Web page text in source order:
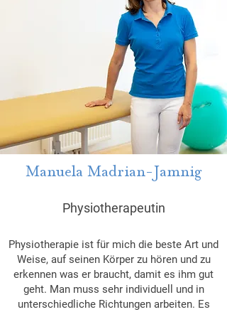
Manuela Madrian-Jamnig
Physiotherapeutin
Physiotherapie ist für mich die beste Art und
Weise, auf seinen Körper zu hören und zu
erkennen was er braucht, damit es ihm gut
geht. Man muss sehr individuell und in
unterschiedliche Richtungen arbeiten. Es